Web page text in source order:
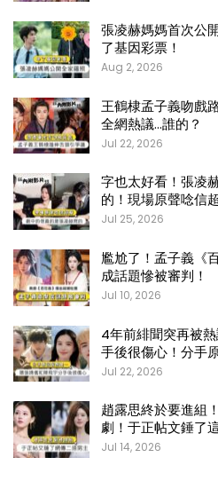
張凌赫媽媽首次公
了基因彩票！
Aug 2, 2026
王鶴棣孟子義吻戲
全網熱議…誰的？
Jul 22, 2026
字也太好看！張凌
的！現場原聲唸信
Jul 25, 2026
尷尬了！孟子義《
成話題慘被審判！
Jul 10, 2026
4年前緋聞突再被
手後很傷心！分手
Jul 22, 2026
趙露思終於要進組
劇！于正帖文錘了
Jul 14, 2026